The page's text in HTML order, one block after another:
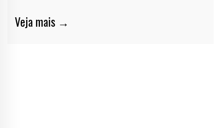
Veja mais →